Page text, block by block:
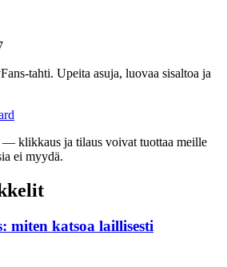
tahti. Upeita asuja, luovaa sisaltoa ja
klikkaus ja tilaus voivat tuottaa meille
ei myydä.
miten katsoa laillisesti